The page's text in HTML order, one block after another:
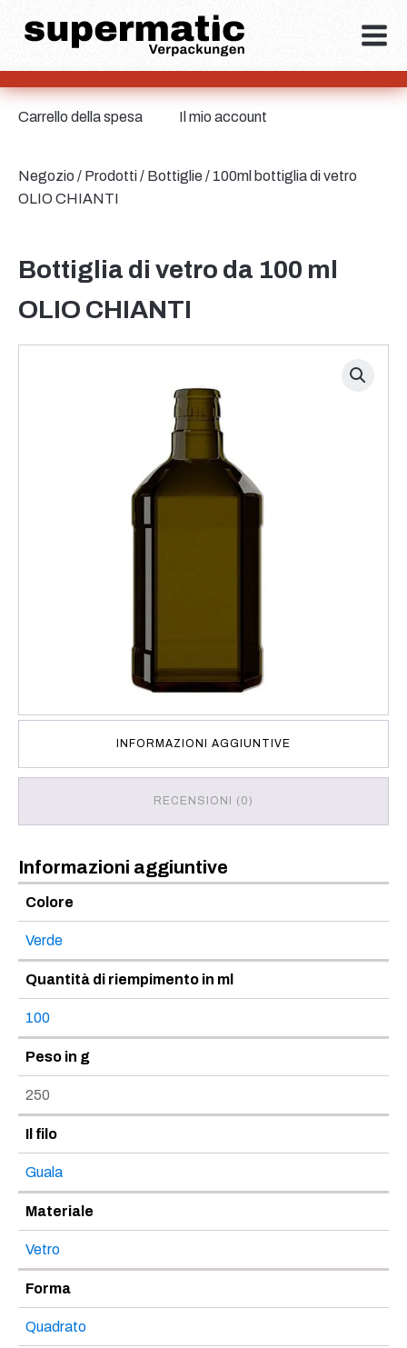
Negozio / Prodotti/ Bottiglie/ 100ml bottiglia di vetro
OLIO CHIANTI
Carrello della spesa Il mio account
Bottiglia di vetro da 100 ml
OLIO CHIANTI
INFORMAZIONI AGGIUNTIVE
RECENSIONI (0)
Informazioni aggiuntive
Colore
Verde
Quantità di riempimento in ml
100
Peso in g
250
Il filo
Guala
Materiale
Vetro
Forma
Quadrato